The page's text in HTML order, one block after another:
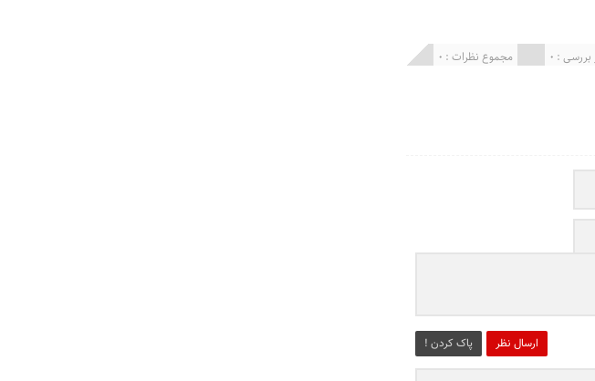
مجموع نظرات : 0 بررسی : 0
ارسال نظر پاک کردن !